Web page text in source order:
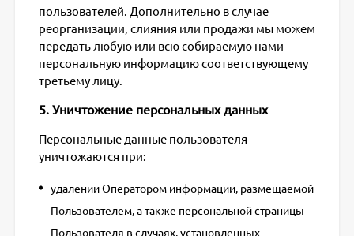
пользователей. Дополнительно в случае
реорганизации, слияния или продажи мы можем
передать любую или всю собираемую нами
персональную информацию соответствующему
третьему лицу.
5. Уничтожение персональных данных
Персональные данные пользователя
уничтожаются при:
удалении Оператором информации, размещаемой
Пользователем, а также персональной страницы
Пользователя в случаях, установленных